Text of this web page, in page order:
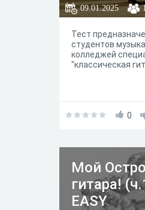
09.01.2025
Тест
студентов
колледжей
"классическая
0
Мой
гитара!
EASY